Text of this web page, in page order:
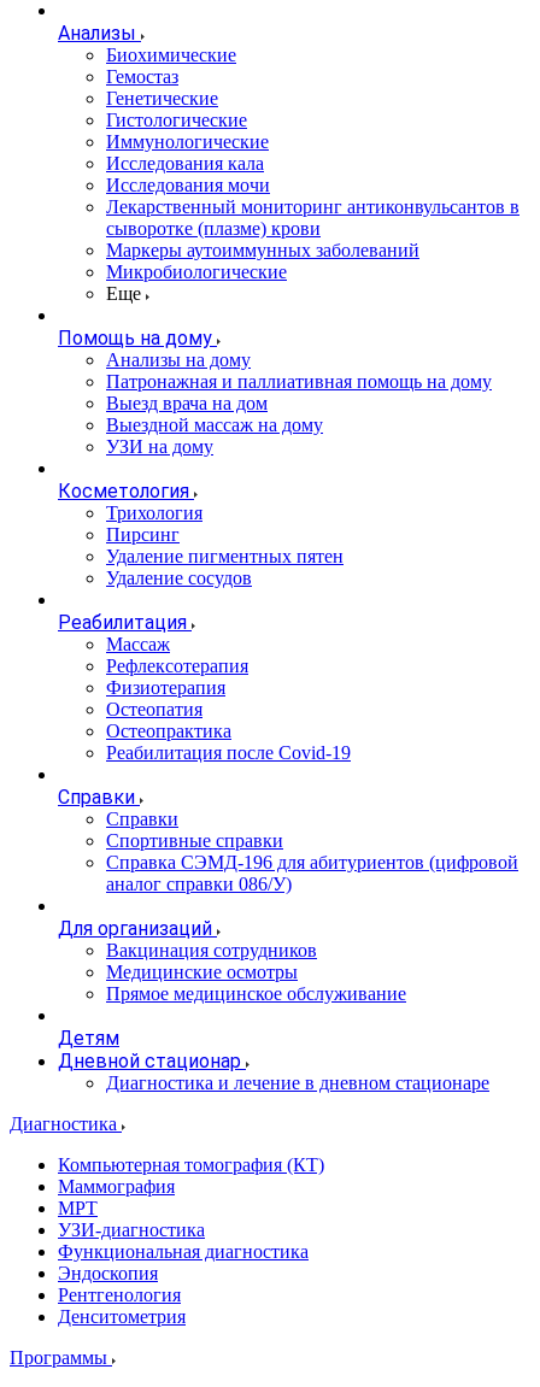
Анализы
Биохимические
Гемостаз
Генетические
Гистологические
Иммунологические
Исследования кала
Исследования мочи
Лекарственный мониторинг антиконвульсантов в
сыворотке (плазме) крови
Маркеры аутоиммунных заболеваний
Микробиологические
Еще
Помощь на дому
Анализы на дому
Патронажная и паллиативная помощь на дому
Выезд врача на дом
Выездной массаж на дому
УЗИ на дому
Косметология
Трихология
Пирсинг
Удаление пигментных пятен
Удаление сосудов
Реабилитация
Массаж
Рефлексотерапия
Физиотерапия
Остеопатия
Остеопрактика
Реабилитация после Covid-19
Справки
Справки
Спортивные справки
Справка СЭМД‑196 для абитуриентов (цифровой
аналог справки 086/У)
Для организаций
Вакцинация сотрудников
Медицинские осмотры
Прямое медицинское обслуживание
Детям
Дневной стационар
Диагностика и лечение в дневном стационаре
Диагностика
Компьютерная томография (КТ)
Маммография
МРТ
УЗИ-диагностика
Функциональная диагностика
Эндоскопия
Рентгенология
Денситометрия
Программы